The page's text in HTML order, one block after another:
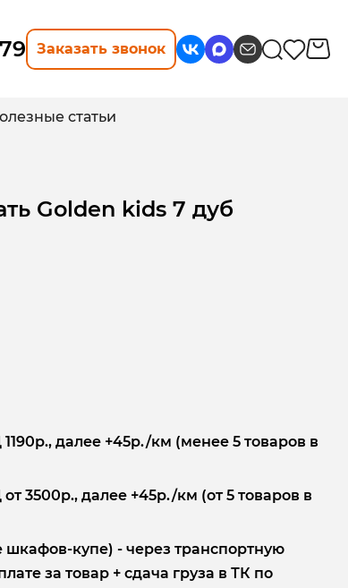
Заказать звонок
статьи
Golden kids 7 дуб
далее +45р./км (менее 5 товаров в
3500р., далее +45р./км (от 5 товаров в
купе) - через транспортную
за товар + сдача груза в ТК по